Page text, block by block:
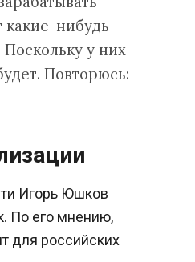
какие-нибудь
у них
Повторюсь:
Игорь Юшков
По его мнению,
для российских